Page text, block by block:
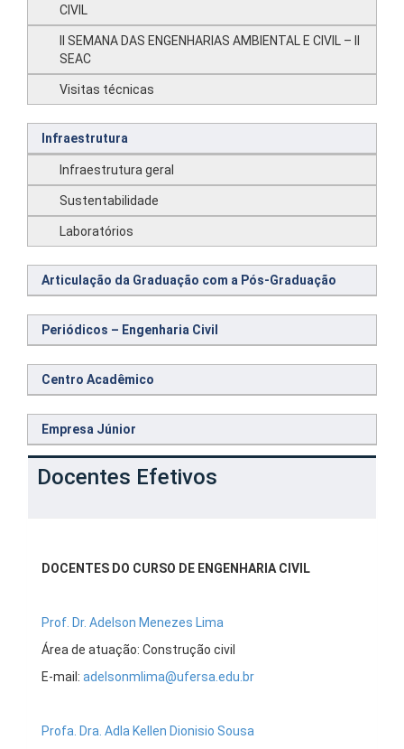
CIVIL
II SEMANA DAS ENGENHARIAS AMBIENTAL E CIVIL – II
SEAC
Visitas técnicas
Infraestrutura
Infraestrutura geral
Sustentabilidade
Laboratórios
Articulação da Graduação com a Pós-Graduação
Periódicos – Engenharia Civil
Centro Acadêmico
Empresa Júnior
Docentes Efetivos
DOCENTES DO CURSO DE ENGENHARIA CIVIL
Prof. Dr. Adelson Menezes Lima
Área de atuação: Construção civil
E-mail: adelsonmlima@ufersa.edu.br
Profa. Dra. Adla Kellen Dionisio Sousa